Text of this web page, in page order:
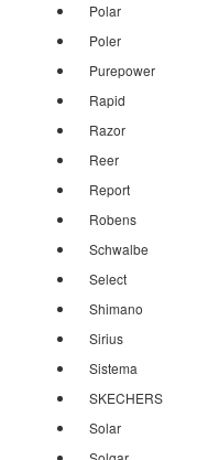
Polar
Poler
Purepower
Rapid
Razor
Reer
Report
Robens
Schwalbe
Select
Shimano
Sirius
Sistema
SKECHERS
Solar